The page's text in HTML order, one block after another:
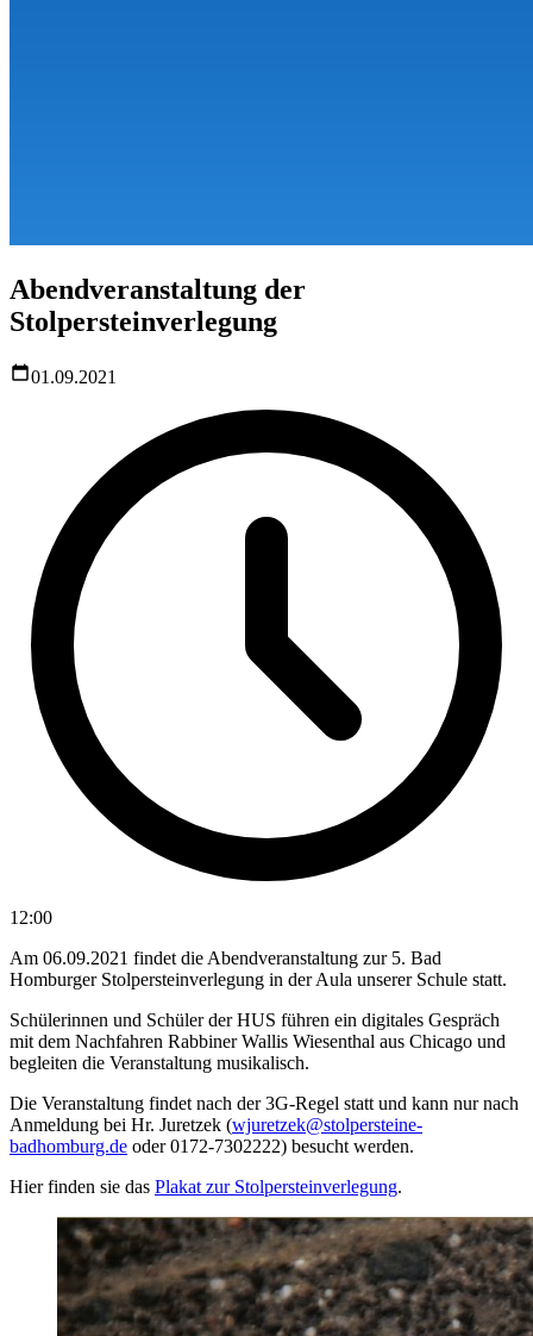
Abendveranstaltung der
Stolpersteinverlegung
01.09.2021
12:00
Am 06.09.2021 findet die Abendveranstaltung zur 5. Bad
Homburger Stolpersteinverlegung in der Aula unserer Schule statt.
Schülerinnen und Schüler der HUS führen ein digitales Gespräch
mit dem Nachfahren Rabbiner Wallis Wiesenthal aus Chicago und
begleiten die Veranstaltung musikalisch.
Die Veranstaltung findet nach der 3G-Regel statt und kann nur nach
Anmeldung bei Hr. Juretzek (wjuretzek@stolpersteine-
badhomburg.de oder 0172-7302222) besucht werden.
Hier finden sie das Plakat zur Stolpersteinverlegung.